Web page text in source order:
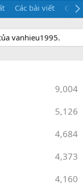
Các bài viết Giới
vanhieu1995.
9,004
5,126
4,684
4,373
4,160